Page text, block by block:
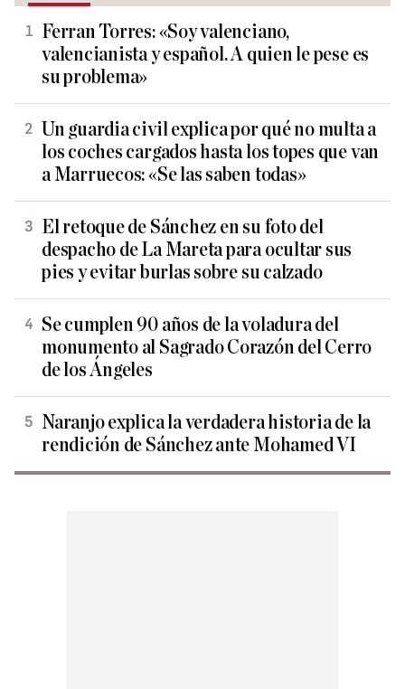
Ferran Torres: «Soy valenciano,
valencianista y español. A quien le pese es
su problema»
Un guardia civil explica por qué no multa a
los coches cargados hasta los topes que van
a Marruecos: «Se las saben todas»
El retoque de Sánchez en su foto del
despacho de La Mareta para ocultar sus
pies y evitar burlas sobre su calzado
Se cumplen 90 años de la voladura del
monumento al Sagrado Corazón del Cerro
de los Ángeles
Naranjo explica la verdadera historia de la
rendición de Sánchez ante Mohamed VI